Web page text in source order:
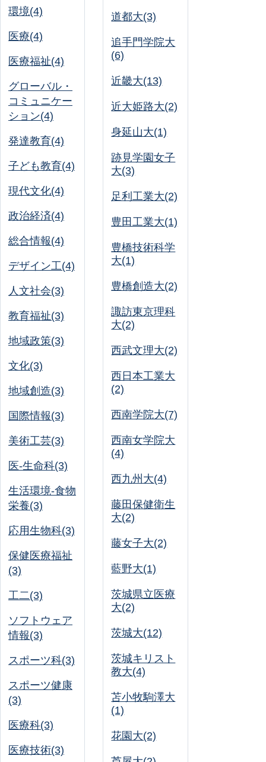
環境(4)
医療(4)
医療福祉(4)
グローバル・
コミュニケー
ション(4)
発達教育(4)
子ども教育(4)
現代文化(4)
政治経済(4)
総合情報(4)
デザイン工(4)
人文社会(3)
教育福祉(3)
地域政策(3)
文化(3)
地域創造(3)
国際情報(3)
美術工芸(3)
医-生命科(3)
生活環境-食物
栄養(3)
応用生物科(3)
保健医療福祉
(3)
工二(3)
ソフトウェア
情報(3)
スポーツ科(3)
スポーツ健康
(3)
医療科(3)
医療技術(3)
道都大(3)
追手門学院大
(6)
近畿大(13)
近大姫路大(2)
身延山大(1)
跡見学園女子
大(3)
足利工業大(2)
豊田工業大(1)
豊橋技術科学
大(1)
豊橋創造大(2)
諏訪東京理科
大(2)
西武文理大(2)
西日本工業大
(2)
西南学院大(7)
西南女学院大
(4)
西九州大(4)
藤田保健衛生
大(2)
藤女子大(2)
藍野大(1)
茨城県立医療
大(2)
茨城大(12)
茨城キリスト
教大(4)
苫小牧駒澤大
(1)
花園大(2)